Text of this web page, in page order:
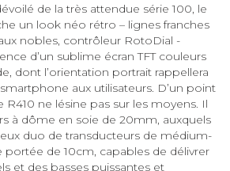
de la très attendue série 100, le
un look néo rétro – lignes franches
nobles, contrôleur RotoDial -
d’un sublime écran TFT couleurs
dont l’orientation portrait rappellera
aux utilisateurs. D’un point
R410 ne lésine pas sur les moyens. Il
à dôme en soie de 20mm, auxquels
duo de transducteurs de médium-
portée de 10cm, capables de délivrer
et des basses puissantes et